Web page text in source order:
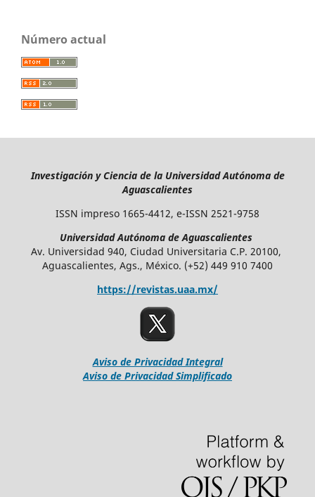
Número actual
Investigación y Ciencia de la Universidad Autónoma de
Aguascalientes
ISSN impreso 1665-4412, e-ISSN 2521-9758
Universidad Autónoma de Aguascalientes
Av. Universidad 940, Ciudad Universitaria C.P. 20100,
Aguascalientes, Ags., México. (+52) 449 910 7400
https://revistas.uaa.mx/
Aviso de Privacidad Integral
Aviso de Privacidad Simplificado